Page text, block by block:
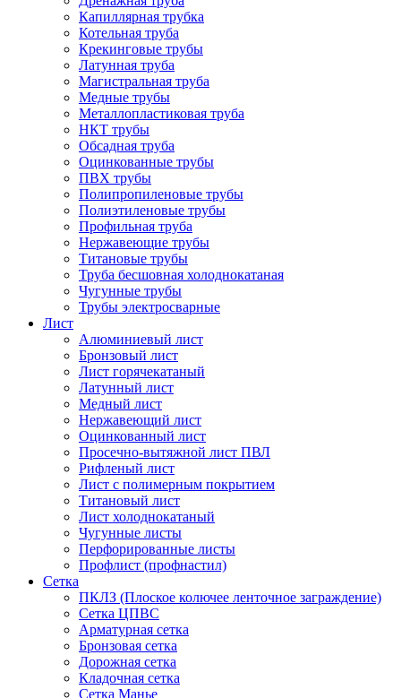
Капиллярная трубка
Котельная труба
Крекинговые трубы
Латунная труба
Магистральная труба
Медные трубы
Металлопластиковая труба
НКТ трубы
Обсадная труба
Оцинкованные трубы
ПВХ трубы
Полипропиленовые трубы
Полиэтиленовые трубы
Профильная труба
Нержавеющие трубы
Титановые трубы
Труба бесшовная холоднокатаная
Чугунные трубы
Трубы электросварные
Лист
Алюминиевый лист
Бронзовый лист
Лист горячекатаный
Латунный лист
Медный лист
Нержавеющий лист
Оцинкованный лист
Просечно-вытяжной лист ПВЛ
Рифленый лист
Лист с полимерным покрытием
Титановый лист
Лист холоднокатаный
Чугунные листы
Перфорированные листы
Профлист (профнастил)
Сетка
ПКЛЗ (Плоское колючее ленточное заграждение)
Сетка ЦПВС
Арматурная сетка
Бронзовая сетка
Дорожная сетка
Кладочная сетка
Сетка Манье